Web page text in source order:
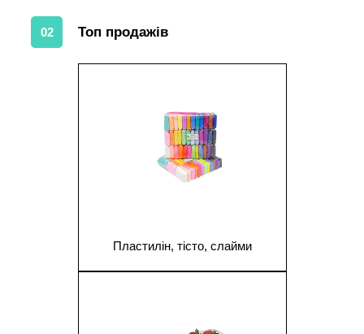
02 Топ продажів
Пластилін, тісто, слайми